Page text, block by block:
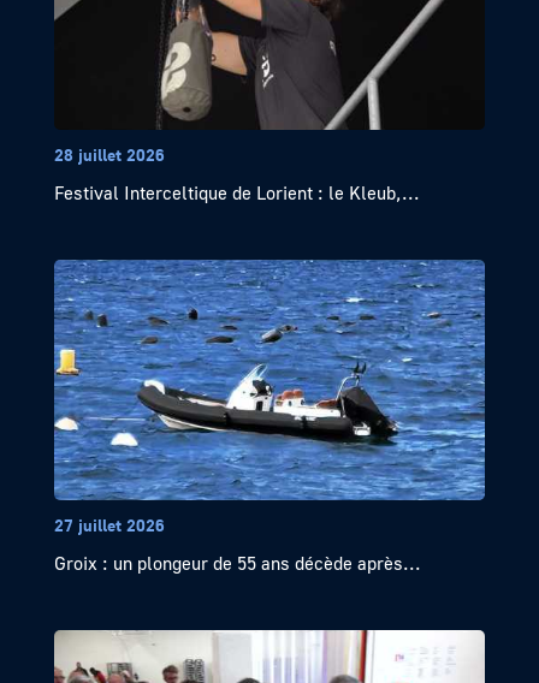
28 juillet 2026
Festival Interceltique de Lorient : le Kleub,...
27 juillet 2026
Groix : un plongeur de 55 ans décède après...